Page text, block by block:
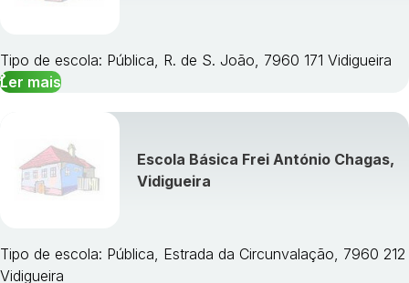
Tipo de escola: Pública, R. de S. João, 7960 171 Vidigueira
Ler mais
Escola Básica Frei António Chagas,
Vidigueira
Tipo de escola: Pública, Estrada da Circunvalação, 7960 212
Vidigueira